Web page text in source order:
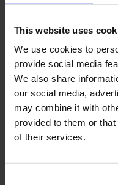
This website uses
We use cookies to
provide social media
We also share
our social media,
may combine it with
provided to them or
of their services.
La
LEER MÁS